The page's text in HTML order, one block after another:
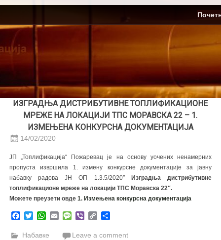
Skip
content
ИЗГРАДЊА ДИСТРИБУТИВНЕ ТОПЛИФИКАЦИОНЕ
МРЕЖЕ НА ЛОКАЦИЈИ ТПС МОРАВСКА 22 – 1.
ИЗМЕЊЕНА КОНКУРСНА ДОКУМЕНТАЦИЈА
14/02/2020
ЈП „Топлификација“ Пожаревац је на основу уочених ненамерних
пропуста извршила 1. измену конкурсне документације за јавну
набавку радова ЈН ОП 1.3.5/2020″
Изградња дистрибутивне
топлификационе мреже на локацији TПС Моравска 22″.
Можете преузети овде 1. Измењена конкурсна документација
Facebook
TwitterWhatsApp
EmailMessage
ViberCopy
Набавке Leave a comment